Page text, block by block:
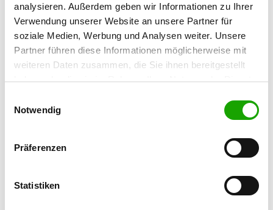
analysieren. Außerdem geben wir Informationen zu Ihrer
Verwendung unserer Website an unsere Partner für
soziale Medien, Werbung und Analysen weiter. Unsere
Partner führen diese Informationen möglicherweise mit
weiteren Daten zusammen, die Sie ihnen bereitgestellt
haben oder die sie im Rahmen Ihrer Nutzung der Dienste
Cookies, wenn Sie unsere Webseite weiterhin nutzen.
Notwendig
Präferenzen
Statistiken
Wurmbergerstr. 62
75223 Niefern-Öschelbronn
Phone:
07233 949605
0176 63411482
jo.hoenig@freenet.de
Erziehungskurse, Faehrte, Schutzdienst